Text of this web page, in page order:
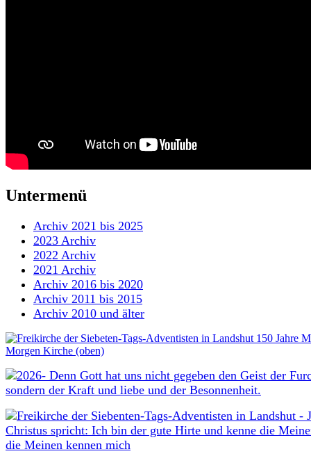
Untermenü
Archiv 2021 bis 2025
2023 Archiv
2022 Archiv
2021 Archiv
Archiv 2016 bis 2020
Archiv 2011 bis 2015
Archiv 2010 und älter